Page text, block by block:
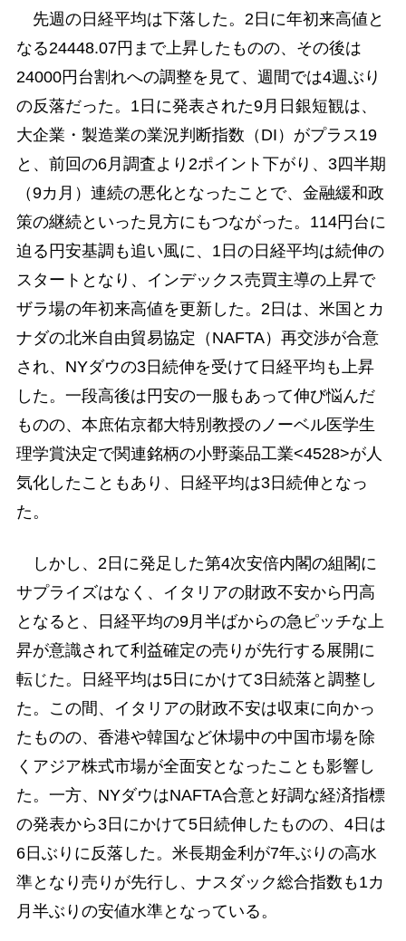
先週の日経平均は下落した。2日に年初来高値と
なる24448.07円まで上昇したものの、その後は
24000円台割れへの調整を見て、週間では4週ぶり
の反落だった。1日に発表された9月日銀短観は、
大企業・製造業の業況判断指数（DI）がプラス19
と、前回の6月調査より2ポイント下がり、3四半期
（9カ月）連続の悪化となったことで、金融緩和政
策の継続といった見方にもつながった。114円台に
迫る円安基調も追い風に、1日の日経平均は続伸の
スタートとなり、インデックス売買主導の上昇で
ザラ場の年初来高値を更新した。2日は、米国とカ
ナダの北米自由貿易協定（NAFTA）再交渉が合意
され、NYダウの3日続伸を受けて日経平均も上昇
した。一段高後は円安の一服もあって伸び悩んだ
ものの、本庶佑京都大特別教授のノーベル医学生
理学賞決定で関連銘柄の小野薬品工業<4528>が人
気化したこともあり、日経平均は3日続伸となっ
た。
しかし、2日に発足した第4次安倍内閣の組閣に
サプライズはなく、イタリアの財政不安から円高
となると、日経平均の9月半ばからの急ピッチな上
昇が意識されて利益確定の売りが先行する展開に
転じた。日経平均は5日にかけて3日続落と調整し
た。この間、イタリアの財政不安は収束に向かっ
たものの、香港や韓国など休場中の中国市場を除
くアジア株式市場が全面安となったことも影響し
た。一方、NYダウはNAFTA合意と好調な経済指標
の発表から3日にかけて5日続伸したものの、4日は
6日ぶりに反落した。米長期金利が7年ぶりの高水
準となり売りが先行し、ナスダック総合指数も1カ
月半ぶりの安値水準となっている。